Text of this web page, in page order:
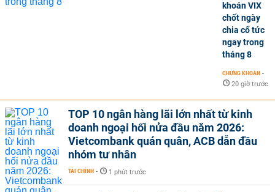
khoán VIX
chốt ngày
chia cổ tức
ngay trong
tháng 8
CHỨNG KHOÁN -
20 giờ trước
TOP 10 ngân hàng lãi lớn nhất từ kinh
doanh ngoại hối nửa đầu năm 2026:
Vietcombank quán quân, ACB dẫn đầu
nhóm tư nhân
TÀI CHÍNH - 1 phút trước